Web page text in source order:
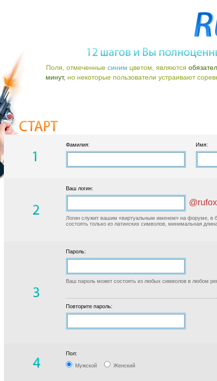
Поля, отмеченные синим цветом, являются
минут, но некоторые пользователи устраивают
Фамилия: Имя:
Ваш логин:
Логин служит вашим «виртуальным именем» на форуме, в
состоять только из латинских символов, минимальная
Пароль:
Ваш пароль может состоять из любых символов в любом
Повторите пароль:
Пол:
Мужской Женский